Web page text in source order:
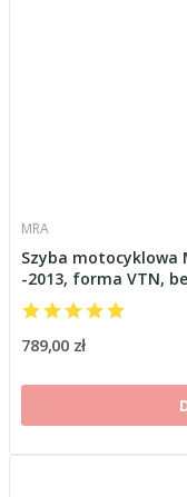
MRA
Szyba motocyklowa
-2013, forma VTN,
789,00 zł